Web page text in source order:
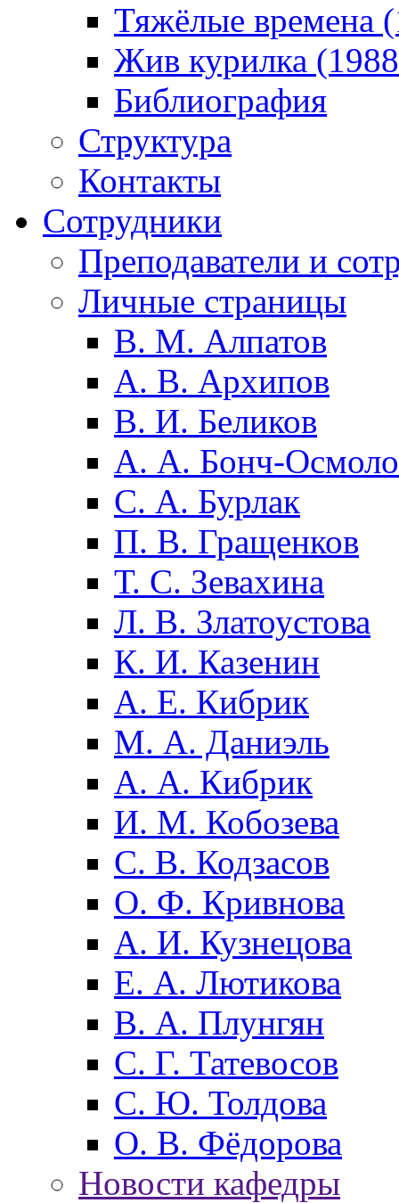
Тяжёлые времена
Жив курилка
Библиография
Структура
Контакты
Сотрудники
Преподаватели и
Личные страницы
В. М. Алпатов
А. В. Архипов
В. И. Беликов
А. А. Бонч-
С. А. Бурлак
П. В. Гращенков
Т. С. Зевахина
Л. В. Златоустова
К. И. Казенин
А. Е. Кибрик
М. А. Даниэль
А. А. Кибрик
И. М. Кобозева
С. В. Кодзасов
О. Ф. Кривнова
А. И. Кузнецова
Е. А. Лютикова
В. А. Плунгян
С. Г. Татевосов
С. Ю. Толдова
О. В. Фёдорова
Новости кафедры